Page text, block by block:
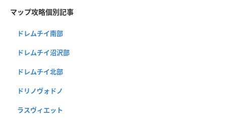
マップ攻略個別記事
ドレムチイ南部
ドレムチイ沼沢部
ドレムチイ北部
ドリノヴォドノ
ラスヴィエット